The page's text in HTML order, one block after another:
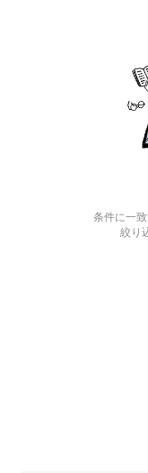
条件に一
絞り